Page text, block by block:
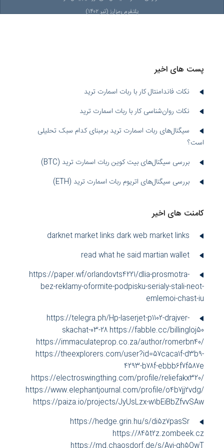
پلتفرم رمزارز (تیر ۱۴۰۲)
پست های اخیر
نکات فاندامنتال کار با ربات اسمارت ترید
نکات روان‌شناسی کار با ربات اسمارت ترید
سیگنال‌های ربات اسمارت ترید برمبنای کدام سبک تحلیلی
است؟
بررسی سیگنال‌های بیت کوین ربات اسمارت ترید (BTC)
بررسی سیگنال‌های اتریوم ربات اسمارت ترید (ETH)
کامنت های اخیر
darknet market links dark web market links
read what he said martian wallet
https://paper.wf/orlandovts4221/dlia-prosmotra-
bez-reklamy-oformite-podpisku-serialy-stali-neot-
emlemoi-chast-iu
https://telegra.ph/Hp-laserjet-p1102-drajver-
skachat-03-28 https://fabble.cc/billingloj50
https://immaculateprop.co.za/author/romerbn40/
https://theexplorers.com/user?id=57caca1f-d3b9-
4293-b78f-ebbb6f7f587e
https://electroswingthing.com/profile/reliefakx320/
https://www.elephantjournal.com/profile/o4b7jj2vdg/
https://paiza.io/projects/JyUsLzx-w1bEiBbZfvvSAw
https://hedge.grin.hu/s/di5z7pasSr
https://845t2z.zombeek.cz